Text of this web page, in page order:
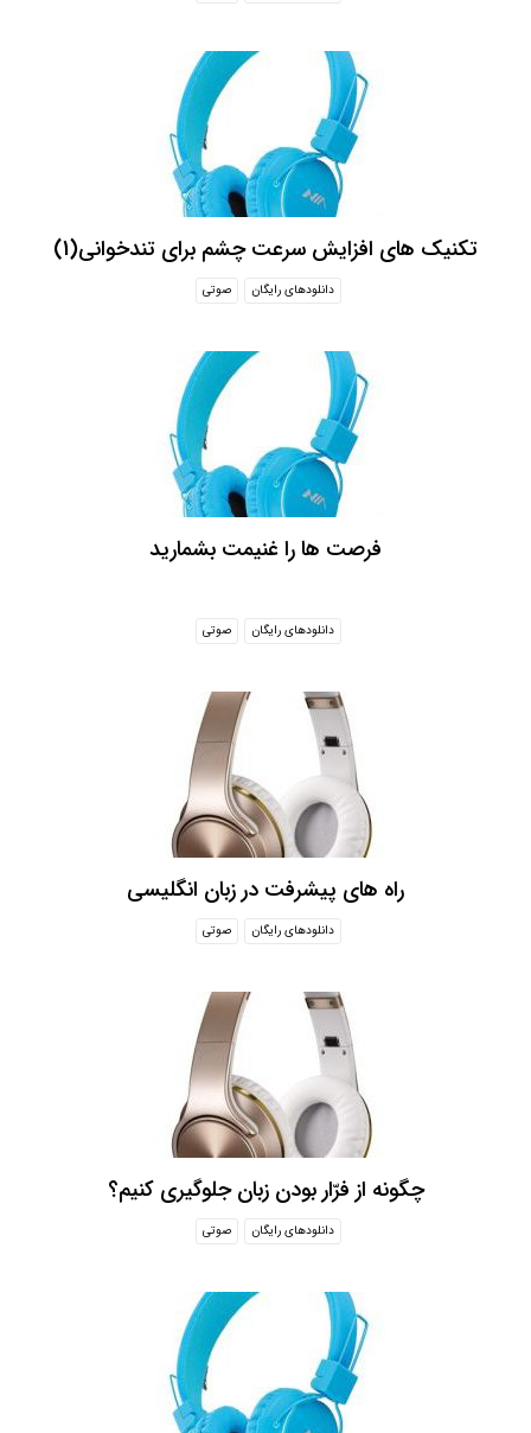
تکنیک های افزایش سرعت چشم برای تندخوانی(1)
دانلودهای رایگان صوتی
فرصت ها را غنیمت بشمارید
دانلودهای رایگان صوتی
راه های پیشرفت در زبان انگلیسی
دانلودهای رایگان صوتی
چگونه از فرّار بودن زبان جلوگیری کنیم؟
دانلودهای رایگان صوتی